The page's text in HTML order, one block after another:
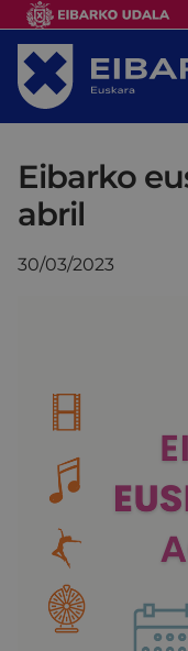
Eibarko
abril
30/03/2023